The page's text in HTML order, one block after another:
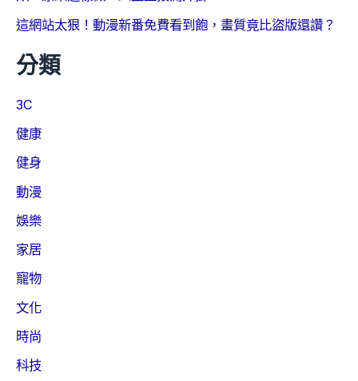
這網站太狠！動漫新番免費看到飽，畫質竟比盜版還讚？
分類
3C
健康
健身
動漫
娛樂
家居
寵物
文化
時尚
科技